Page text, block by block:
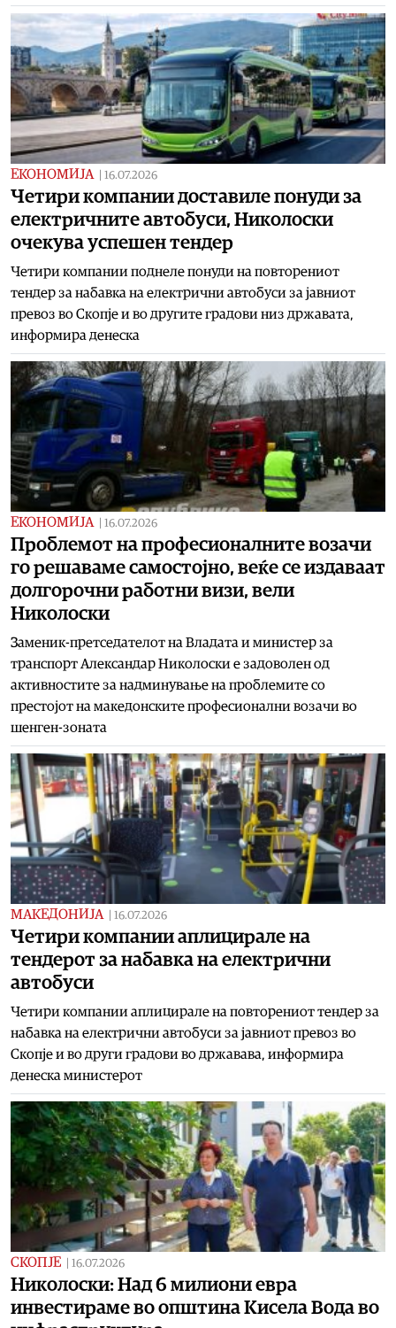
ЕКОНОМИЈА 16.07.2026
Четири компании доставиле понуди за
електричните автобуси, Николоски
очекува успешен тендер
Четири компании поднеле понуди на повторениот
тендер за набавка на електрични автобуси за јавниот
превоз во Скопје и во другите градови низ државата,
информира денеска
ЕКОНОМИЈА 16.07.2026
Проблемот на професионалните возачи
го решаваме самостојно, веќе се издаваат
долгорочни работни визи, вели
Николоски
Заменик-претседателот на Владата и министер за
транспорт Александар Николоски е задоволен од
активностите за надминување на проблемите со
престојот на македонските професионални возачи во
шенген-зоната
МАКЕДОНИЈА 16.07.2026
Четири компании аплицирале на
тендерот за набавка на електрични
автобуси
Четири компании аплицирале на повторениот тендер за
набавка на електрични автобуси за јавниот превоз во
Скопје и во други градови во државава, информира
денеска министерот
СКОПЈЕ 16.07.2026
Николоски: Над 6 милиони евра
инвестираме во општина Кисела Вода во